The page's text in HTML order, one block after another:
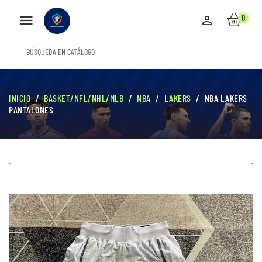
 0

INICIO BASKET/NFL/NHL/MLB NBA LAKERS
NBA LAKERS
PANTALONES